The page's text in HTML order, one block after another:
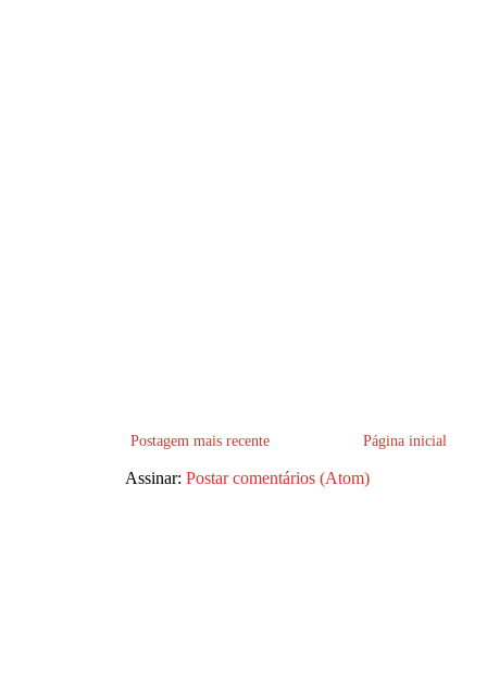
Postagem mais recente Página inicial
Assinar: Postar comentários (Atom)